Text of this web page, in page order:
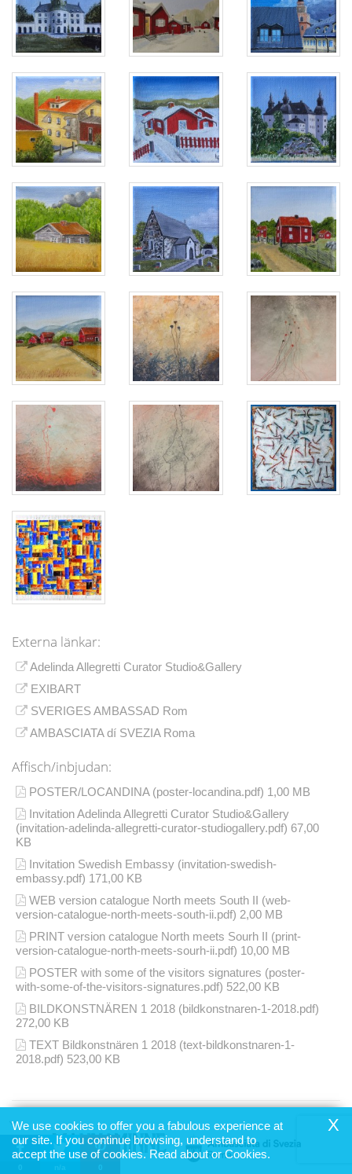
Externa länkar:
Adelinda Allegretti Curator Studio&Gallery
EXIBART
SVERIGES AMBASSAD Rom
AMBASCIATA dí SVEZIA Roma
Affisch/inbjudan:
POSTER/LOCANDINA (poster-locandina.pdf) 1,00 MB
Invitation Adelinda Allegretti Curator Studio&Gallery
(invitation-adelinda-allegretti-curator-studiogallery.pdf) 67,00
KB
Invitation Swedish Embassy (invitation-swedish-
embassy.pdf) 171,00 KB
WEB version catalogue North meets South II (web-
version-catalogue-north-meets-south-ii.pdf) 2,00 MB
PRINT version catalogue North meets Sourh II (print-
version-catalogue-north-meets-sourh-ii.pdf) 10,00 MB
POSTER with some of the visitors signatures (poster-
with-some-of-the-visitors-signatures.pdf) 522,00 KB
BILDKONSTNÄREN 1 2018 (bildkonstnaren-1-2018.pdf)
272,00 KB
TEXT Bildkonstnären 1 2018 (text-bildkonstnaren-1-
2018.pdf) 523,00 KB
We use cookies to offer you a fabulous experience at
our site. If you continue browsing, understand to
accept the use of cookies. Read about or Cookies.
X
n/a